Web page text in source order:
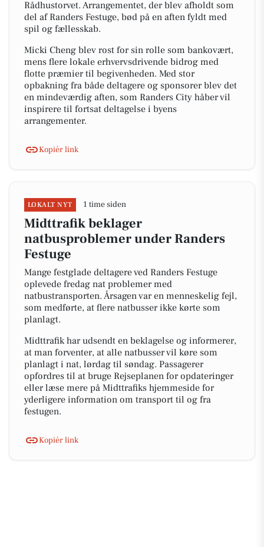
Rådhustorvet. Arrangementet, der blev afholdt som
del af Randers Festuge, bød på en aften fyldt med
spil og fællesskab.
Micki Cheng blev rost for sin rolle som bankovært,
mens flere lokale erhvervsdrivende bidrog med
flotte præmier til begivenheden. Med stor
opbakning fra både deltagere og sponsorer blev det
en mindeværdig aften, som Randers City håber vil
inspirere til fortsat deltagelse i byens
arrangementer.
Kopiér link
LOKALT NYT 1 time siden
Midttrafik beklager
natbusproblemer under Randers
Festuge
Mange festglade deltagere ved Randers Festuge
oplevede fredag nat problemer med
natbustransporten. Årsagen var en menneskelig fejl,
som medførte, at flere natbusser ikke kørte som
planlagt.
Midttrafik har udsendt en beklagelse og informerer,
at man forventer, at alle natbusser vil køre som
planlagt i nat, lørdag til søndag. Passagerer
opfordres til at bruge Rejseplanen for opdateringer
eller læse mere på Midttrafiks hjemmeside for
yderligere information om transport til og fra
festugen.
Kopiér link